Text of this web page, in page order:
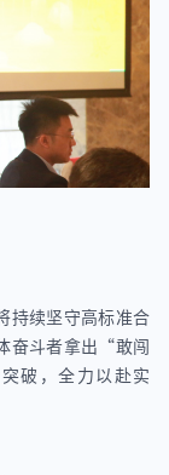
持续坚守高标准合
奋斗者拿出“敢闯
破，全力以赴实